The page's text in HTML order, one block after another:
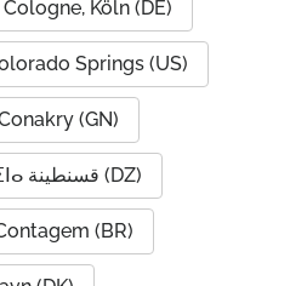
Cologne, Köln (DE)
Springs (US)
(GN)
Constantine, ⵇⵙⴻⵎⵟⵉⵏⴰ قسنطينة (DZ)
(BR)